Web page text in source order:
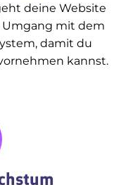
deine Website
Umgang mit dem
damit du
kannst.